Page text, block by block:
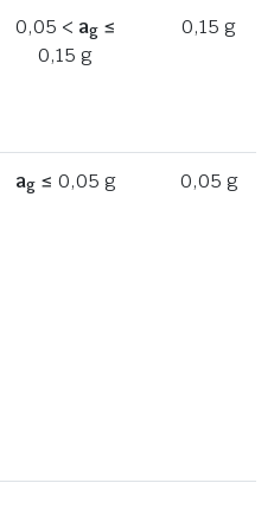
0,05 < ag≤
0,15 g
0,15 g
ag≤ 0,05 g 0,05 g